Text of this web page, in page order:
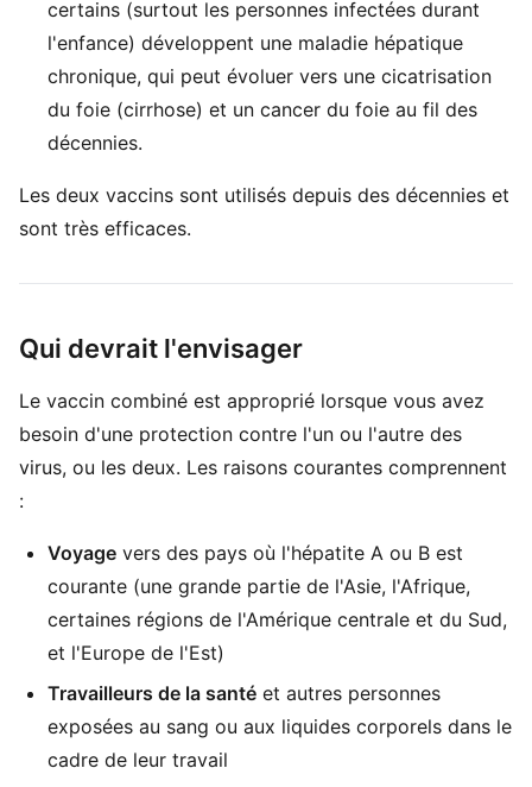
certains (surtout les personnes infectées durant
l'enfance) développent une maladie hépatique
chronique, qui peut évoluer vers une cicatrisation
du foie (cirrhose) et un cancer du foie au fil des
décennies.
Les deux vaccins sont utilisés depuis des décennies et
sont très efficaces.
Qui devrait l'envisager
Le vaccin combiné est approprié lorsque vous avez
besoin d'une protection contre l'un ou l'autre des
virus, ou les deux. Les raisons courantes comprennent
:
Voyage vers des pays où l'hépatite A ou B est
courante (une grande partie de l'Asie, l'Afrique,
certaines régions de l'Amérique centrale et du Sud,
et l'Europe de l'Est)
Travailleurs de la santé et autres personnes
exposées au sang ou aux liquides corporels dans le
cadre de leur travail